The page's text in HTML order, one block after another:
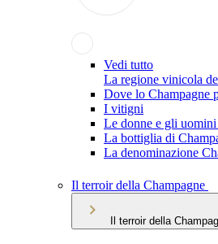
Vedi tutto
La regione vinicola
Dove lo Champagne
I vitigni
Le donne e gli
La bottiglia di
La denominazione
Il terroir della Champagne
Il terroir della